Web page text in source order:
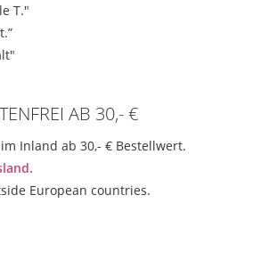
T."
AB 30,- €
Inland ab 30,- € Bestellwert.
European countries.